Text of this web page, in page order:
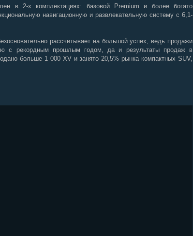
в 2-х комплектациях: базовой Premium и более богато
навигационную и развлекательную систему с 6,1-
рассчитывает на большой успех, ведь продажи
с рекордным прошлым годом, да и результаты продаж в
больше 1 000 XV и занято 20,5% рынка компактных SUV,